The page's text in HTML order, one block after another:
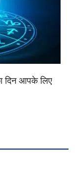
दिन आपके लिए